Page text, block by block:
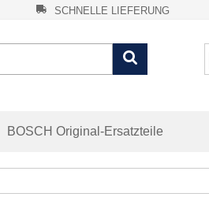
SCHNELLE LIEFERUNG
BOSCH Original-Ersatzteile